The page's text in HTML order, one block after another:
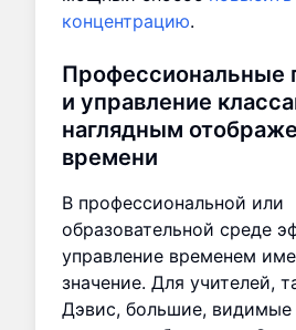
концентрацию.
Профессиональные
и управление
наглядным
времени
В профессиональной или
образовательной среде
управление временем
значение. Для учителей,
Дэвис, большие, видимые